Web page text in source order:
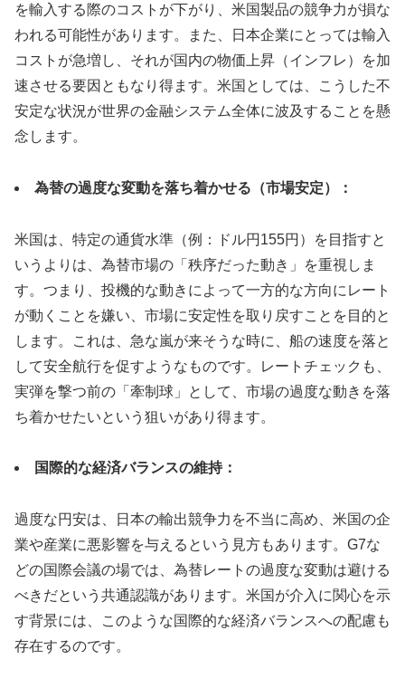
を輸入する際のコストが下がり、米国製品の競争力が損な
われる可能性があります。また、日本企業にとっては輸入
コストが急増し、それが国内の物価上昇（インフレ）を加
速させる要因ともなり得ます。米国としては、こうした不
安定な状況が世界の金融システム全体に波及することを懸
念します。
為替の過度な変動を落ち着かせる（市場安定）：
米国は、特定の通貨水準（例：ドル円155円）を目指すと
いうよりは、為替市場の「秩序だった動き」を重視しま
す。つまり、投機的な動きによって一方的な方向にレート
が動くことを嫌い、市場に安定性を取り戻すことを目的と
します。これは、急な嵐が来そうな時に、船の速度を落と
して安全航行を促すようなものです。レートチェックも、
実弾を撃つ前の「牽制球」として、市場の過度な動きを落
ち着かせたいという狙いがあり得ます。
国際的な経済バランスの維持：
過度な円安は、日本の輸出競争力を不当に高め、米国の企
業や産業に悪影響を与えるという見方もあります。G7な
どの国際会議の場では、為替レートの過度な変動は避ける
べきだという共通認識があります。米国が介入に関心を示
す背景には、このような国際的な経済バランスへの配慮も
存在するのです。